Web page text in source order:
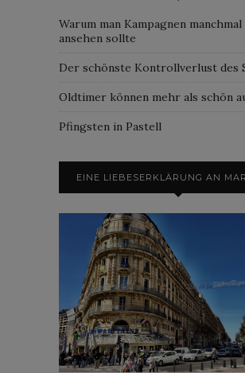
Warum man Kampagnen
ansehen sollte
Der schönste Kontrollverlust des
Oldtimer können mehr als schön
Pfingsten in Pastell
EINE LIEBESERKLÄRUNG AN